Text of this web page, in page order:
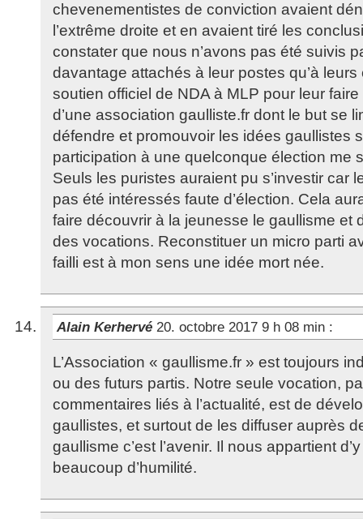
chevenementistes de conviction avaient
l’extrême droite et en avaient tiré les
constater que nous n’avons pas été suivis
davantage attachés à leur postes qu’à
soutien officiel de NDA à MLP pour leur faire
d’une association gaulliste.fr dont le but se
défendre et promouvoir les idées gaullistes
participation à une quelconque élection me
Seuls les puristes auraient pu s’investir car
pas été intéressés faute d’élection. Cela
faire découvrir à la jeunesse le gaullisme et
des vocations. Reconstituer un micro parti
failli est à mon sens une idée mort née.
Alain Kerhervé 20. octobre 2017 9 h 08 min :
L’Association « gaullisme.fr » est toujours
ou des futurs partis. Notre seule vocation,
commentaires liés à l’actualité, est de
gaullistes, et surtout de les diffuser auprès
gaullisme c’est l’avenir. Il nous appartient
beaucoup d’humilité.